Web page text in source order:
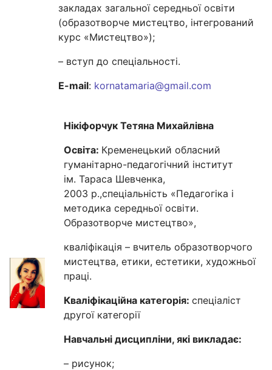
закладах загальної середньої освіти
(образотворче мистецтво, інтегрований
курс «Мистецтво»);
– вступ до спеціальності.
E-mail: kornatamaria@gmail.com
Нікіфорчук Тетяна Михайлівна
Освіта: Кременецький обласний
гуманітарно-педагогічний інститут
ім. Тараса Шевченка,
2003 р.,спеціальність «Педагогіка і
методика середньої освіти.
Образотворче мистецтво»,
кваліфікація – вчитель образотворчого
мистецтва, етики, естетики, художньої
праці.
Кваліфікаційна категорія: спеціаліст
другої категорії
Навчальні дисципліни, які викладає:
– рисунок;